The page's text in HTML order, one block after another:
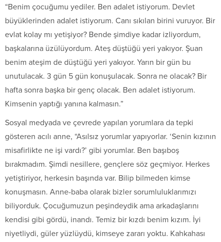
“Benim çocuğumu yediler. Ben adalet istiyorum. Devlet
büyüklerinden adalet istiyorum. Canı sıkılan birini vuruyor. Bir
evlat kolay mı yetişiyor? Bende şimdiye kadar izliyordum,
başkalarına üzülüyordum. Ateş düştüğü yeri yakıyor. Şuan
benim ateşim de düştüğü yeri yakıyor. Yarın bir gün bu
unutulacak. 3 gün 5 gün konuşulacak. Sonra ne olacak? Bir
hafta sonra başka bir genç olacak. Ben adalet istiyorum.
Kimsenin yaptığı yanına kalmasın.”
Sosyal medyada ve çevrede yapılan yorumlara da tepki
gösteren acılı anne, “Asılsız yorumlar yapıyorlar. ‘Senin kızının
misafirlikte ne işi vardı?’ gibi yorumlar. Ben başıboş
bırakmadım. Şimdi nesillere, gençlere söz geçmiyor. Herkes
yetiştiriyor, herkesin başında var. Bilip bilmeden kimse
konuşmasın. Anne-baba olarak bizler sorumluluklarımızı
biliyorduk. Çocuğumuzun peşindeydik ama arkadaşlarını
kendisi gibi gördü, inandı. Temiz bir kızdı benim kızım. İyi
niyetliydi, güler yüzlüydü, kimseye zararı yoktu. Kahkahası